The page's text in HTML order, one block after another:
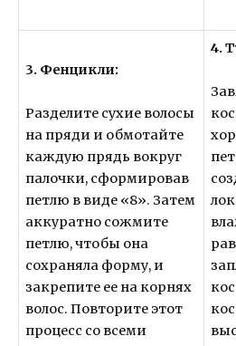
3. Фенцикли:
Разделите сухие волосы
на пряди и обмотайте
каждую прядь вокруг
палочки, сформировав
петлю в виде «8». Затем
аккуратно сожмите
петлю, чтобы она
сохраняла форму, и
закрепите ее на корнях
волос. Повторите этот
процесс со всеми
4.